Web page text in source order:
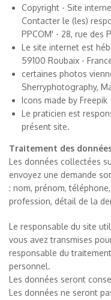
Copyright - Site
Contacter le (les)
PPCOM' - 28, rue des
Le site internet est
59100 Roubaix -
certaines photos
Sherryphotography,
Icons made by Freepik
Le praticien est
présent site.
Traitement des
Les données collectées
envoyez une demande
: nom, prénom,
profession, détail de la
Le responsable du site
vous avez transmises
responsable du
personnel.
Les données seront
Les données ne seront